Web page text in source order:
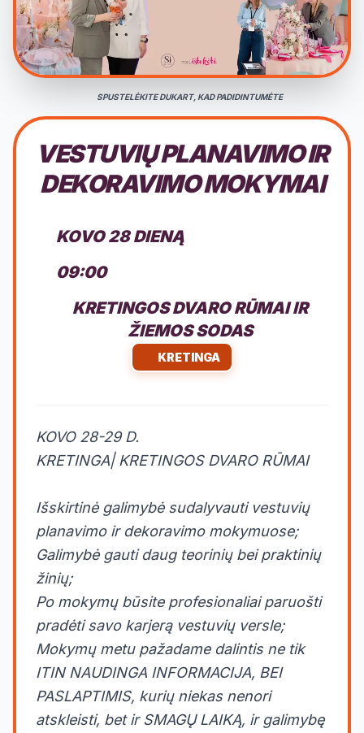
SPUSTELĖKITE DUKART, KAD PADIDINTUMĖTE
VESTUVIŲ PLANAVIMO IR
DEKORAVIMO MOKYMAI
KOVO 28 DIENĄ
09:00
KRETINGOS DVARO RŪMAI IR
ŽIEMOS SODAS
KRETINGA
KOVO 28-29 D.
KRETINGA| KRETINGOS DVARO RŪMAI
Išskirtinė galimybė sudalyvauti vestuvių
planavimo ir dekoravimo mokymuose;
Galimybė gauti daug teorinių bei praktinių
žinių;
Po mokymų būsite profesionaliai paruošti
pradėti savo karjerą vestuvių versle;
Mokymų metu pažadame dalintis ne tik
ITIN NAUDINGA INFORMACIJA, BEI
PASLAPTIMIS, kurių niekas nenori
atskleisti, bet ir SMAGŲ LAIKĄ, ir galimybę